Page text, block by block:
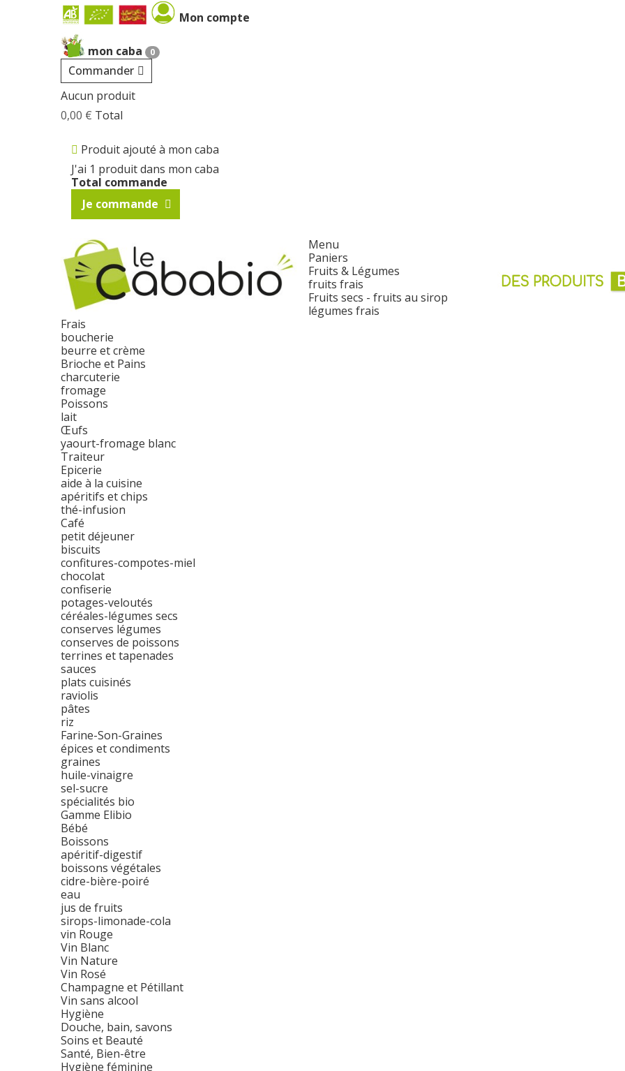
Mon compte
mon caba 0
Commander
Aucun produit
0,00 € Total
Produit ajouté à mon caba
J'ai 1 produit dans mon caba
Total commande
Je commande
Menu
Paniers
Fruits & Légumes
fruits frais
Fruits secs - fruits au sirop
légumes frais
Frais
boucherie
beurre et crème
Brioche et Pains
charcuterie
fromage
Poissons
lait
Œufs
yaourt-fromage blanc
Traiteur
Epicerie
aide à la cuisine
apéritifs et chips
thé-infusion
Café
petit déjeuner
biscuits
confitures-compotes-miel
chocolat
confiserie
potages-veloutés
céréales-légumes secs
conserves légumes
conserves de poissons
terrines et tapenades
sauces
plats cuisinés
raviolis
pâtes
riz
Farine-Son-Graines
épices et condiments
graines
huile-vinaigre
sel-sucre
spécialités bio
Gamme Elibio
Bébé
Boissons
apéritif-digestif
boissons végétales
cidre-bière-poiré
eau
jus de fruits
sirops-limonade-cola
vin Rouge
Vin Blanc
Vin Nature
Vin Rosé
Champagne et Pétillant
Vin sans alcool
Hygiène
Douche, bain, savons
Soins et Beauté
Santé, Bien-être
Hygiène féminine
Cookies management panel